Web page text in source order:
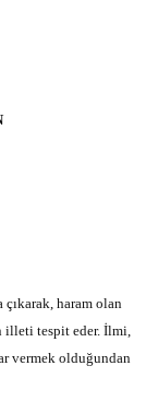
haram olan
illeti tespit eder. İlmi,
vermek olduğundan